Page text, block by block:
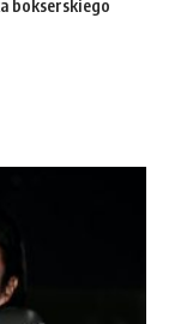
bokserskiego